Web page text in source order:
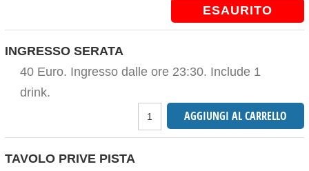
ESAURITO
INGRESSO SERATA
40 Euro. Ingresso dalle ore 23:30. Include 1
drink.
TAVOLO PRIVE PISTA